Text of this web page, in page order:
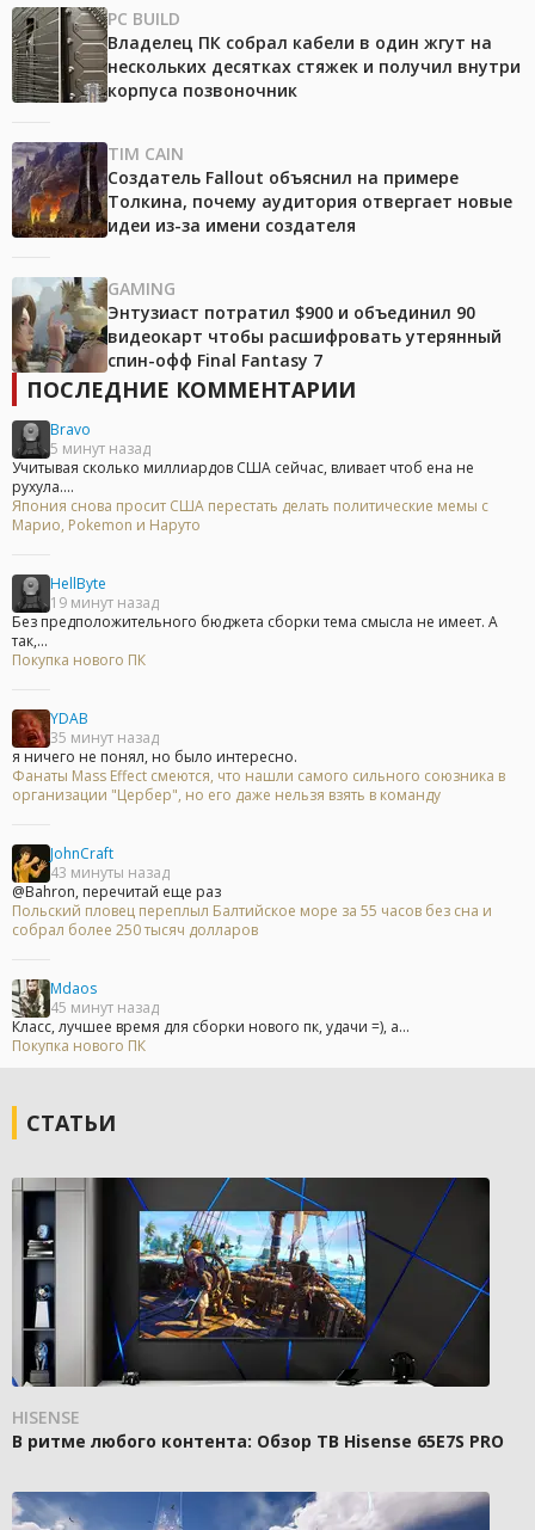
PC BUILD
Владелец ПК собрал кабели в один жгут на
нескольких десятках стяжек и получил внутри
корпуса позвоночник
TIM CAIN
Создатель Fallout объяснил на примере
Толкина, почему аудитория отвергает новые
идеи из-за имени создателя
GAMING
Энтузиаст потратил $900 и объединил 90
видеокарт чтобы расшифровать утерянный
спин-офф Final Fantasy 7
ПОСЛЕДНИЕ КОММЕНТАРИИ
Bravo
5 минут назад
Учитывая сколько миллиардов США сейчас, вливает чтоб ена не
рухула....
Япония снова просит США перестать делать политические мемы с
Марио, Pokemon и Наруто
HellByte
19 минут назад
Без предположительного бюджета сборки тема смысла не имеет. А
так,...
Покупка нового ПК
YDAB
35 минут назад
я ничего не понял, но было интересно.
Фанаты Mass Effect смеются, что нашли самого сильного союзника в
организации "Цербер", но его даже нельзя взять в команду
JohnCraft
43 минуты назад
@Bahron, перечитай еще раз
Польский пловец переплыл Балтийское море за 55 часов без сна и
собрал более 250 тысяч долларов
Mdaos
45 минут назад
Класс, лучшее время для сборки нового пк, удачи =), а...
Покупка нового ПК
СТАТЬИ
HISENSE
В ритме любого контента: Обзор ТВ Hisense 65E7S PRO